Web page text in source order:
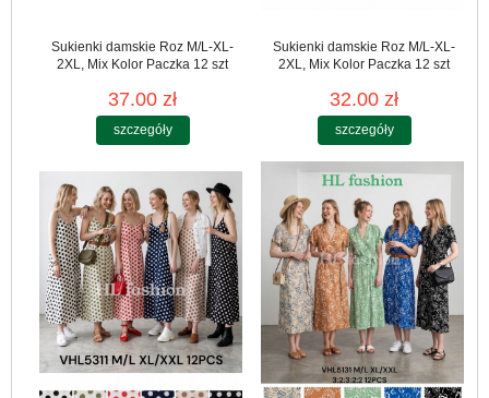
Sukienki damskie Roz M/L-XL-
2XL, Mix Kolor Paczka 12 szt
37.00 zł
szczegóły
Sukienki damskie Roz M/L-XL-
2XL, Mix Kolor Paczka 12 szt
32.00 zł
szczegóły